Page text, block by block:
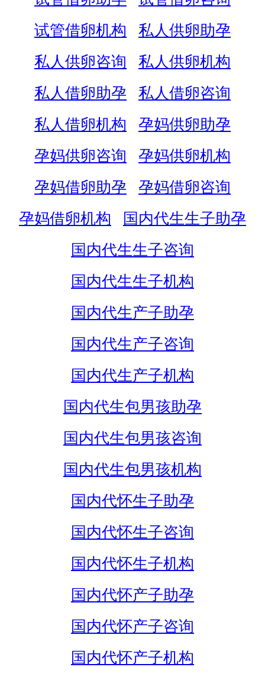
试管借卵机构
私人供卵助孕
私人供卵咨询
私人供卵机构
私人借卵助孕
私人借卵咨询
私人借卵机构
孕妈供卵助孕
孕妈供卵咨询
孕妈供卵机构
孕妈借卵助孕
孕妈借卵咨询
孕妈借卵机构
国内代生生子助孕
国内代生生子咨询
国内代生生子机构
国内代生产子助孕
国内代生产子咨询
国内代生产子机构
国内代生包男孩助孕
国内代生包男孩咨询
国内代生包男孩机构
国内代怀生子助孕
国内代怀生子咨询
国内代怀生子机构
国内代怀产子助孕
国内代怀产子咨询
国内代怀产子机构